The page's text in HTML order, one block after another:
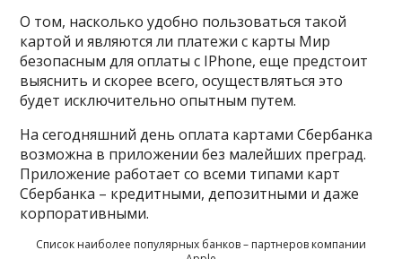
О том, насколько удобно пользоваться такой
картой и являются ли платежи с карты Мир
безопасным для оплаты с IPhone, еще предстоит
выяснить и скорее всего, осуществляться это
будет исключительно опытным путем.
На сегодняшний день оплата картами Сбербанка
возможна в приложении без малейших преград.
Приложение работает со всеми типами карт
Сбербанка – кредитными, депозитными и даже
корпоративными.
Список наиболее популярных банков – партнеров компании